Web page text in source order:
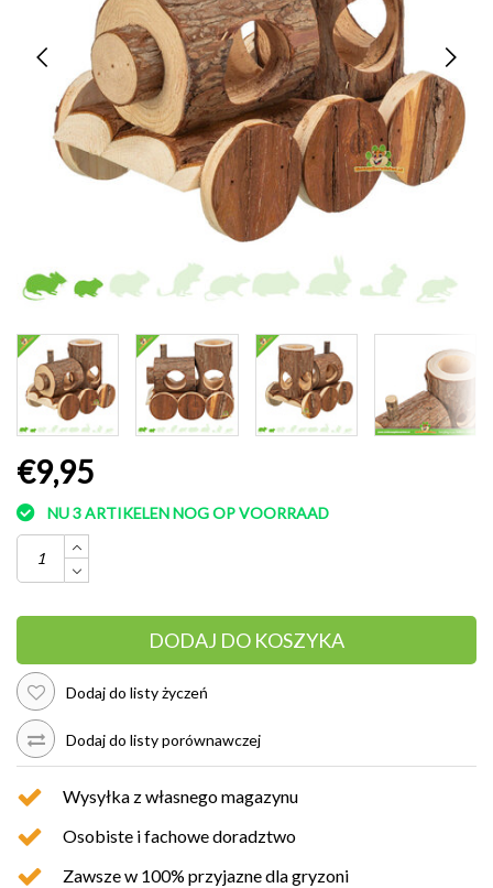
€9,95
NU 3 ARTIKELEN NOG OP VOORRAAD
DODAJ DO KOSZYKA
Dodaj do listy życzeń
Dodaj do listy porównawczej
Wysyłka z własnego magazynu
Osobiste i fachowe doradztwo
Zawsze w 100% przyjazne dla gryzoni